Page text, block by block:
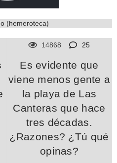
(hemeroteca)
14868 25
Es evidente que
viene menos gente a
la playa de Las
Canteras que hace
tres décadas.
¿Razones? ¿Tú qué
opinas?